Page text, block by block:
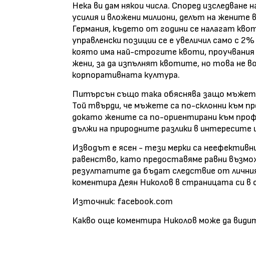
Нека ви дам някои числа. Според изследване
усилия и вложени милиони, делът на жените
Германия, където от години се налагат
управленски позиции се е увеличил само с
която има най-строгите квоти,
жени, за да изпълнят квотите, но това не
корпоративната култура.
Питърсън също така обяснява защо
Той твърди, че мъжете са по-склонни към
докато жените са по-ориентирани към
дължи на природните разлики в
Изводът е ясен - тези мерки са
равенство, като предоставяме равни
резултатите да бъдат следствие от личния
коментира Деян Николов в страницата си в
Източник: facebook.com
Какво още коментира Николов може да